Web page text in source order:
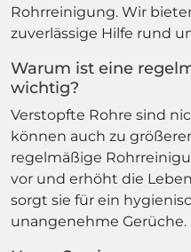
Rohrreinigung. Wir
zuverlässige Hilfe rund
Warum ist eine
wichtig?
Verstopfte Rohre sind
können auch zu
regelmäßige
vor und erhöht die
sorgt sie für ein
unangenehme Gerüche.